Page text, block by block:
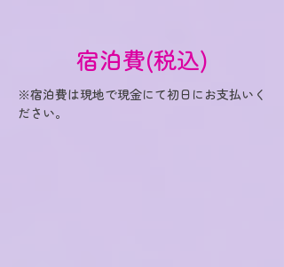
宿泊費(税込)
※宿泊費は現地で現金にて初日にお支払いく
ださい。